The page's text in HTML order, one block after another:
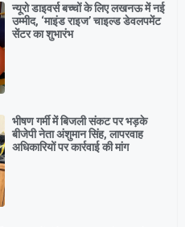
न्यूरो डाइवर्स बच्चों के लिए लखनऊ में नई
उम्मीद, ‘माइंड राइज’ चाइल्ड डेवलपमेंट
सेंटर का शुभारंभ
भीषण गर्मी में बिजली संकट पर भड़के
बीजेपी नेता अंशुमान सिंह, लापरवाह
अधिकारियों पर कार्रवाई की मांग